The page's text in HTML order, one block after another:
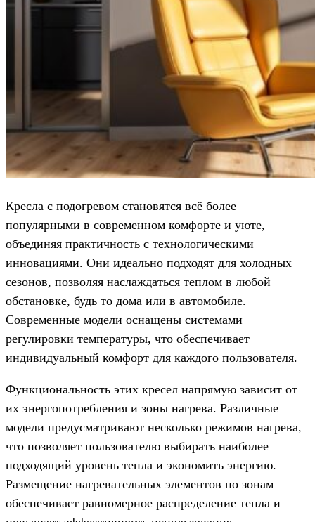
Кресла с подогревом становятся всё более
популярными в современном комфорте и уюте,
объединяя практичность с технологическими
инновациями. Они идеально подходят для холодных
сезонов, позволяя наслаждаться теплом в любой
обстановке, будь то дома или в автомобиле.
Современные модели оснащены системами
регулировки температуры, что обеспечивает
индивидуальный комфорт для каждого пользователя.
Функциональность этих кресел напрямую зависит от
их энергопотребления и зоны нагрева. Различные
модели предусматривают несколько режимов нагрева,
что позволяет пользователю выбирать наиболее
подходящий уровень тепла и экономить энергию.
Размещение нагревательных элементов по зонам
обеспечивает равномерное распределение тепла и